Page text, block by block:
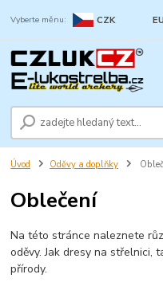
CZK
Úvod Oděvy a doplňky
Oblečení
Na této stránce naleznete
oděvy. Jak dresy na střelnici,
přírody.